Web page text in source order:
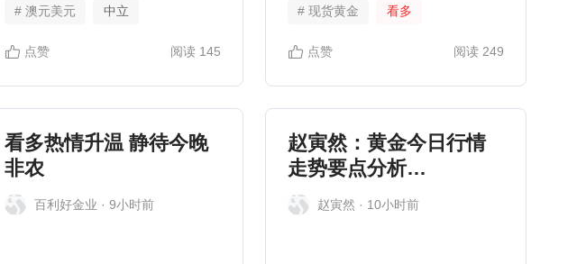
# 澳元美元 中立
点赞 阅读 145
# 现货黄金 看多
点赞 阅读 249
看多热情升温 静待今晚
非农
百利好金业 · 9小时前
赵寅然：黄金今日行情
走势要点分析
（2026.8.7）
赵寅然 · 10小时前